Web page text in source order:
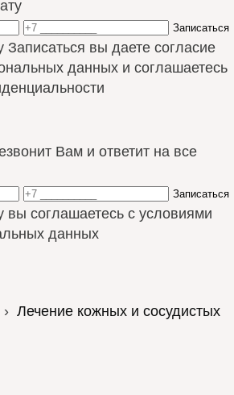
Записаться
вы даете согласие
данных и соглашаетесь
Вам и ответит на все
Записаться
вы соглашаетесь с условиями
данных
› Лечение кожных и сосудистых